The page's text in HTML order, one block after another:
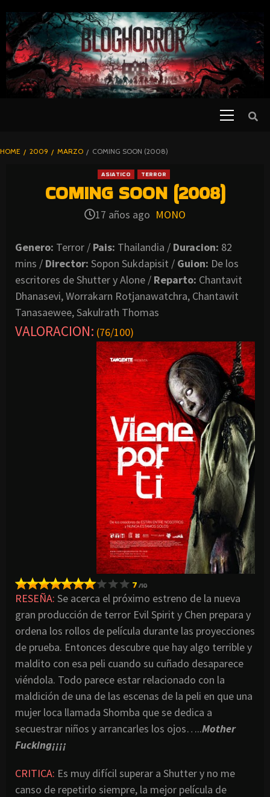
TO
CONTENT
BLOGHORROR
HOME 2009 MARZO COMING SOON (2008)
ASIATICO TERROR
COMING SOON (2008)
17 años ago MONO
Genero: Terror / Pais: Thailandia / Duracion: 82
mins / Director: Sopon Sukdapisit / Guion: De los
escritores de Shutter y Alone / Reparto: Chantavit
Dhanasevi, Worrakarn Rotjanawatchra, Chantawit
Tanasaewee, Sakulrath Thomas
VALORACION: (76/100)
RESEÑA: Se acerca el próximo estreno de la nueva
gran producción de terror Evil Spirit y Chen prepara y
ordena los rollos de película durante las proyecciones
de prueba. Entonces descubre que hay algo terrible y
maldito con esa peli cuando su cuñado desaparece
viéndola. Todo parece estar relacionado con la
maldición de una de las escenas de la peli en que una
mujer loca llamada Shomba que se dedica a
secuestrar niños y arrancarles los ojos…..Mother
Fucking¡¡¡¡
CRITICA: Es muy difícil superar a Shutter y no me
canso de repetirlo siempre, la mejor película de